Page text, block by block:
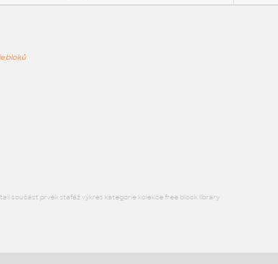
bloků
součást prvek stafáž výkres kategorie kolekce free block library